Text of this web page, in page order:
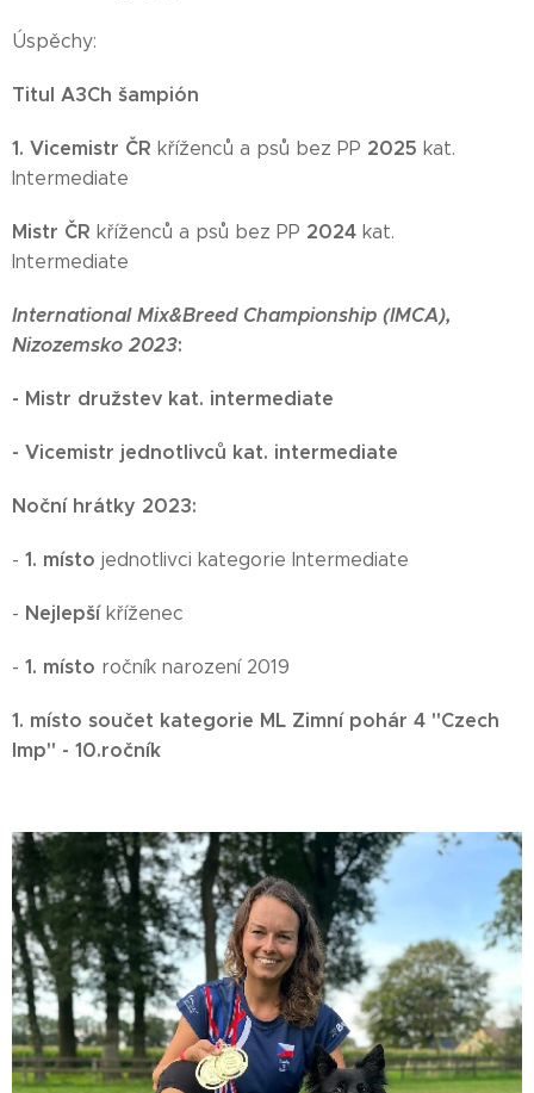
Úspěchy:
Titul A3Ch šampión
1. Vicemistr ČR kříženců a psů bez PP 2025 kat.
Intermediate
Mistr ČR kříženců a psů bez PP 2024 kat.
Intermediate
International Mix&Breed Championship (IMCA),
Nizozemsko 2023:
- Mistr družstev kat. intermediate
- Vicemistr jednotlivců kat. intermediate
Noční hrátky 2023:
- 1. místo jednotlivci kategorie Intermediate
- Nejlepšíkříženec
- 1. místo ročník narození 2019
1. místo součet kategorie ML Zimní pohár 4 "Czech
Imp" - 10.ročník